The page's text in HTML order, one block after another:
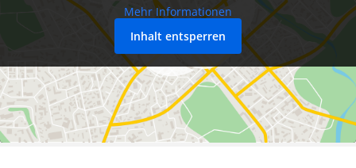
Mehr Informationen
Inhalt entsperren